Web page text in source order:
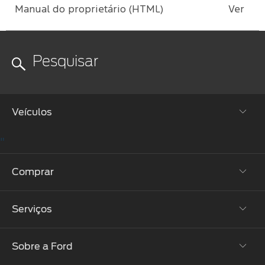
Manuais
Manual do proprietário (HTML) Ver
Veículos
Performance
"
Comprar
Monte o Seu
Serviços
Atualização SYNC
Sobre a Ford